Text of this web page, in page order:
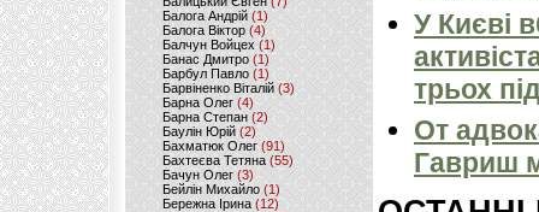
Балога Андрій (1)
Балога Віктор (4)
Балчун Войцех (1)
Банас Дмитро (1)
Барбул Павло(1)
Барвіненко Віталій(3)
Барна Олег (4)
Барна Степан (2)
Баулін Юрій (2)
Бахматюк Олег (91)
Бахтеєва Тетяна(55)
Бачун Олег (3)
Бейлін Михайло (1)
Бережна Ірина(12)
У Києві
трьох
От
Гавриш